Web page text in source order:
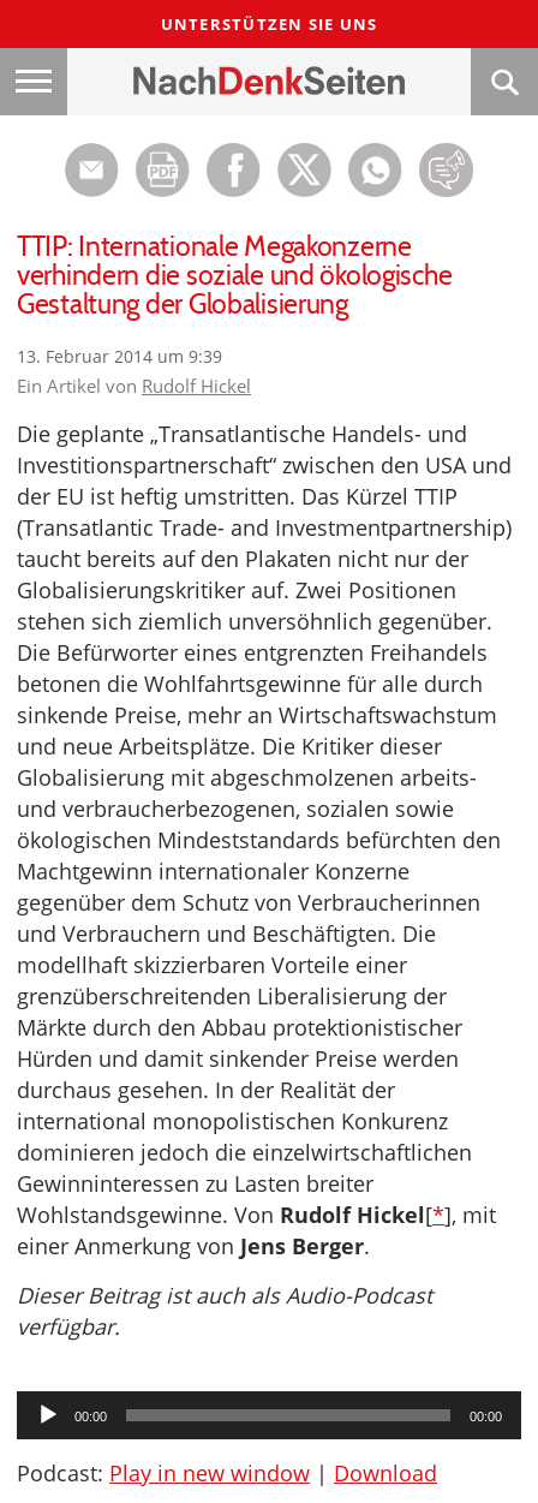
UNTERSTÜTZEN SIE UNS
TTIP: Internationale Megakonzerne
verhindern die soziale und ökologische
Gestaltung der Globalisierung
13. Februar 2014 um 9:39
Ein Artikel von Rudolf Hickel
Die geplante „Transatlantische Handels- und
Investitionspartnerschaft“ zwischen den USA und
der EU ist heftig umstritten. Das Kürzel TTIP
(Transatlantic Trade- and Investmentpartnership)
taucht bereits auf den Plakaten nicht nur der
Globalisierungskritiker auf. Zwei Positionen
stehen sich ziemlich unversöhnlich gegenüber.
Die Befürworter eines entgrenzten Freihandels
betonen die Wohlfahrtsgewinne für alle durch
sinkende Preise, mehr an Wirtschaftswachstum
und neue Arbeitsplätze. Die Kritiker dieser
Globalisierung mit abgeschmolzenen arbeits-
und verbraucherbezogenen, sozialen sowie
ökologischen Mindeststandards befürchten den
Machtgewinn internationaler Konzerne
gegenüber dem Schutz von Verbraucherinnen
und Verbrauchern und Beschäftigten. Die
modellhaft skizzierbaren Vorteile einer
grenzüberschreitenden Liberalisierung der
Märkte durch den Abbau protektionistischer
Hürden und damit sinkender Preise werden
durchaus gesehen. In der Realität der
international monopolistischen Konkurenz
dominieren jedoch die einzelwirtschaftlichen
Gewinninteressen zu Lasten breiter
Wohlstandsgewinne. Von Rudolf Hickel[*], mit
einer Anmerkung von Jens Berger.
Dieser Beitrag ist auch als Audio-Podcast
verfügbar.
Audio-
Player
00:00 00:00
Podcast: Play in new window | Download